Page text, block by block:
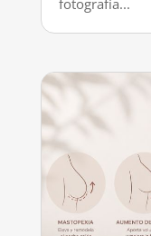
fotografía...